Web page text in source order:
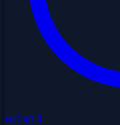
हमारे बारे में